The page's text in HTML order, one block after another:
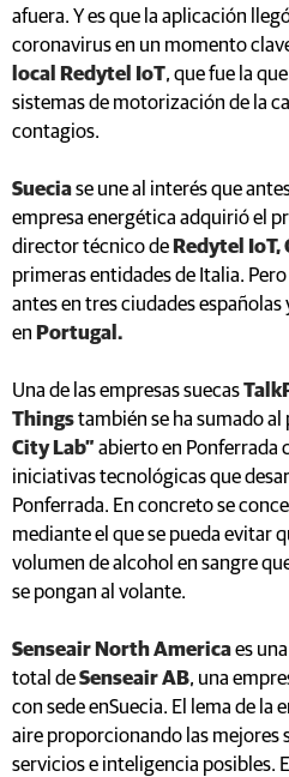
afuera. Y es que la aplicación
coronavirus en un momento
local Redytel IoT, que fue la
sistemas de motorización de la
contagios.
Sueciase une al interés que
empresa energética adquirió el
director técnico de Redytel IoT,
primeras entidades de Italia.
antes en tres ciudades
en Portugal.
Una de las empresas suecas
Thingstambién se ha sumado al
City Lab” abierto en Ponferrada
iniciativas tecnológicas que
Ponferrada. En concreto se
mediante el que se pueda evitar
volumen de alcohol en sangre
se pongan al volante.
Senseair North Americaes
total deSenseair AB, una
con sede enSuecia. El lema de la
aire proporcionando las mejores
servicios e inteligencia posibles.